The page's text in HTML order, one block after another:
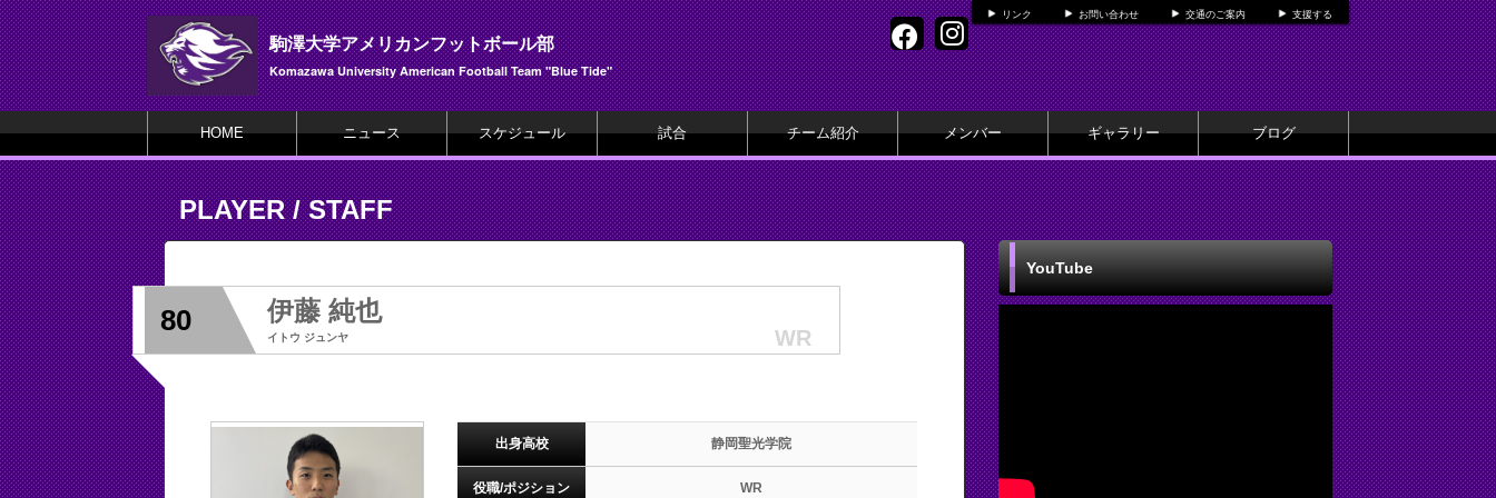
リンク お問い合わせ 交通のご案内 支援する
駒澤大学アメリカンフットボール部
Komazawa University American Football Team "Blue Tide"
HOME ニュース スケジュール 試合 チーム紹介 メンバー ギャラリー ブログ
PLAYER / STAFF
80 伊藤 純也
イトウ ジュンヤ WR
出身高校 静岡聖光学院
役職/ポジション WR
YouTube